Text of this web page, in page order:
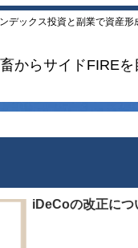
デックス投資と副業で資産形
からサイドFIRE
iDeCoの改正につ